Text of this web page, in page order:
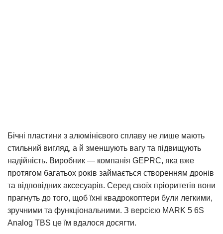
Бічні пластини з алюмінієвого сплаву не лише мають
стильний вигляд, а й зменшують вагу та підвищують
надійність. Виробник — компанія GEPRC, яка вже
протягом багатьох років займається створенням дронів
та відповідних аксесуарів. Серед своїх пріоритетів вони
прагнуть до того, щоб їхні квадрокоптери були легкими,
зручними та функціональними. З версією MARK 5 6S
Analog TBS це їм вдалося досягти.